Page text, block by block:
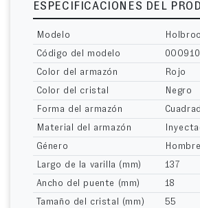
ESPECIFICACIONES DEL
Modelo
Código del modelo
Color del armazón
Rojo
Color del cristal
Negro
Forma del armazón
Material del armazón
Género
Hombre
Largo de la varilla (mm)
137
Ancho del puente (mm)
18
Tamaño del cristal (mm)
55